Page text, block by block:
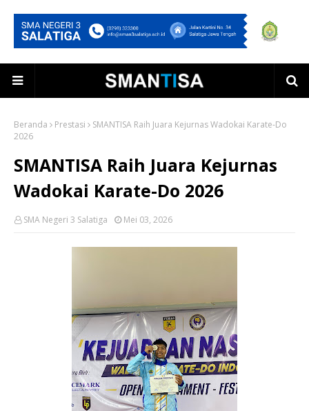
Beranda Prestasi
SMANTISA Raih Juara Kejurnas Wadokai Karate-Do
2026
SMANTISA Raih Juara Kejurnas
Wadokai Karate-Do 2026
SMA Negeri 3 Salatiga Mei 03, 2026